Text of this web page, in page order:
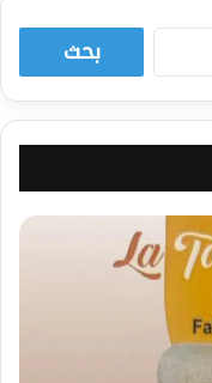
البحث